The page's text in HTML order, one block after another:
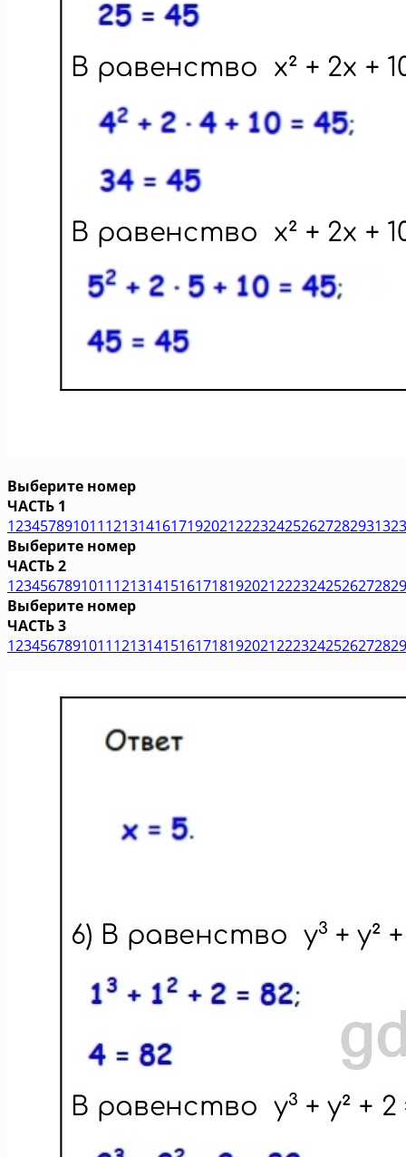
Выберите номер
ЧАСТЬ 1
123457891011121314161719202122232425262728293132
Выберите номер
ЧАСТЬ 2
1234567891011121314151617181920212223242526272829
Выберите номер
ЧАСТЬ 3
1234567891011121314151617181920212223242526272829